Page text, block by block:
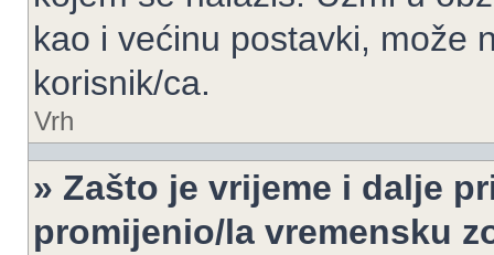
kao i većinu postavki, može
korisnik/ca.
Vrh
» Zašto je vrijeme i dalje
promijenio/la vremensku